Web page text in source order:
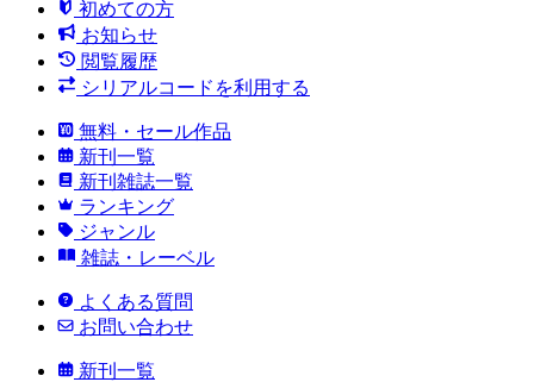
初めての方
お知らせ
閲覧履歴
シリアルコードを利用する
無料・セール作品
新刊一覧
新刊雑誌一覧
ランキング
ジャンル
雑誌・レーベル
よくある質問
お問い合わせ
新刊一覧